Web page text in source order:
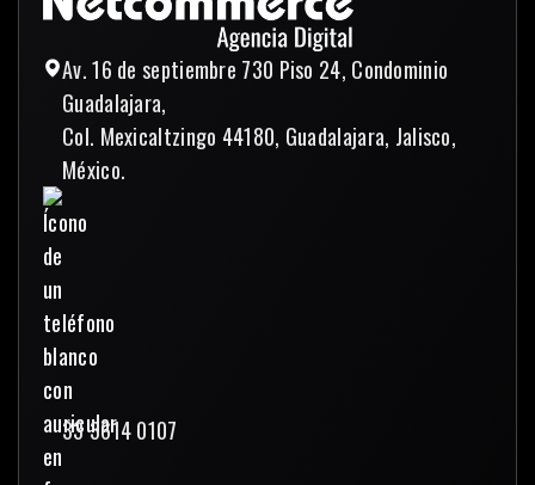
Av. 16 de septiembre 730 Piso 24, Condominio
Guadalajara,
Col. Mexicaltzingo 44180, Guadalajara, Jalisco,
México.
33 3614 0107